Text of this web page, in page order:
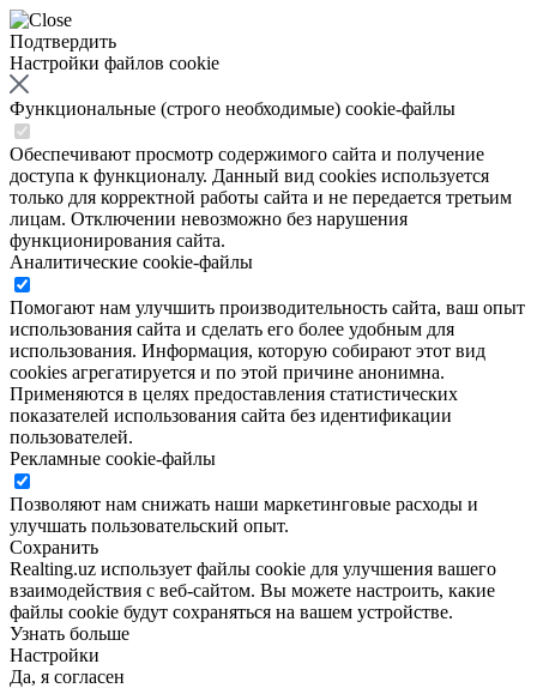
Подтвердить
Настройки файлов cookie
Функциональные (строго необходимые) cookie-файлы
Обеспечивают просмотр содержимого сайта и получение
доступа к функционалу. Данный вид cookies используется
только для корректной работы сайта и не передается третьим
лицам. Отключении невозможно без нарушения
функционирования сайта.
Аналитические cookie-файлы
Помогают нам улучшить производительность сайта, ваш опыт
использования сайта и сделать его более удобным для
использования. Информация, которую собирают этот вид
cookies агрегатируется и по этой причине анонимна.
Применяются в целях предоставления статистических
показателей использования сайта без идентификации
пользователей.
Рекламные cookie-файлы
Позволяют нам снижать наши маркетинговые расходы и
улучшать пользовательский опыт.
Сохранить
Realting.uz использует файлы cookie для улучшения вашего
взаимодействия с веб-сайтом. Вы можете настроить, какие
файлы cookie будут сохраняться на вашем устройстве.
Узнать больше
Настройки
Да, я согласен